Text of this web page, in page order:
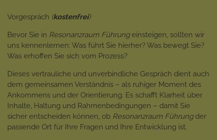
Vorgespräch (kostenfrei)
Bevor Sie in Resonanzraum Führungeinsteigen, sollten wir
uns kennenlernen: Was führt Sie hierher? Was bewegt Sie?
Was erhoffen Sie sich vom Prozess?
Dieses vertrauliche und unverbindliche Gespräch dient auch
dem gemeinsamen Verständnis – als ruhiger Moment des
Ankommens und der Orientierung. Es schafft Klarheit über
Inhalte, Haltung und Rahmenbedingungen – damit Sie
sicher entscheiden können, ob Resonanzraum Führungder
passende Ort für Ihre Fragen und Ihre Entwicklung ist.